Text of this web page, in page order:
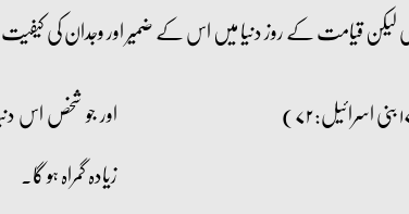
قیامت کے روز دنیا میں اس کے ضمیر اور وجدان کی
اور جو شخص اس
زیادہ گمراہ ہو گا۔